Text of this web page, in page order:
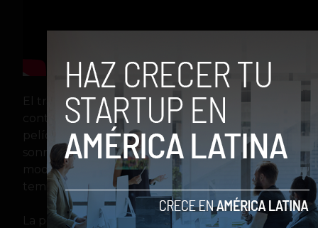
El tráiler revela detalles sorprendentes que nos
contextualizan en lo será la espectacular
película, como la proveniencia de la inigualable
sonrisa, producto de la tragedia que de algún
modo se transforma en comedia para dar vida al
temido payaso.
La película cuenta con un reparto de lujo